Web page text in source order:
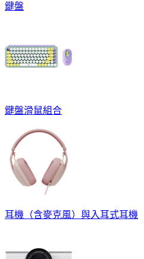
鍵盤
鍵盤滑鼠組合
耳機（含麥克風）與入耳式耳機